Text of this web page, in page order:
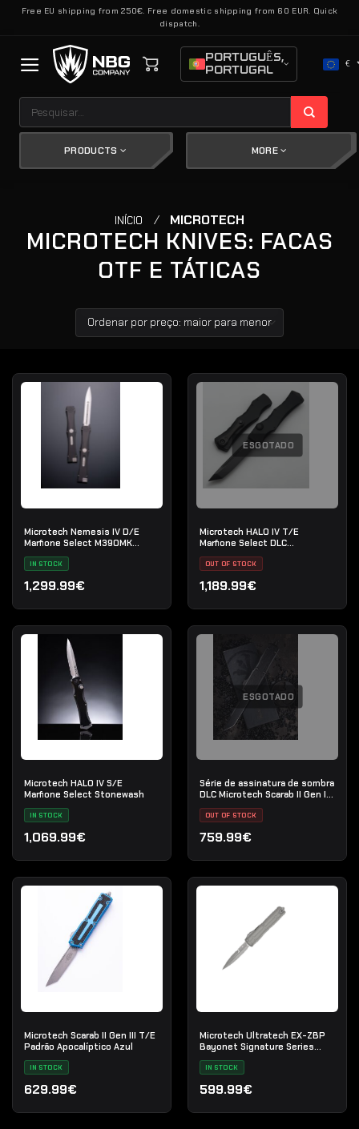
SkipFree EU shipping from 250€. Free domestic shipping from 60 EUR. Quick
dispatch.
PORTUGUÊS,
PORTUGAL
€
por:
PRODUCTS MORE
INÍCIO / MICROTECH
MICROTECH KNIVES: FACAS
OTF E TÁTICAS
Microtech Nemesis IV D/E
Marfione Select M390MK
Stonewash
IN STOCK
1,299.99€
ESGOTADO
Microtech HALO IV T/E
Marfione Select DLC
Apocalyptic
OUT OF STOCK
1,189.99€
Microtech HALO IV S/E
Marfione Select Stonewash
IN STOCK
1,069.99€
ESGOTADO
Série de assinatura de sombra
DLC Microtech Scarab II Gen III
T/E
OUT OF STOCK
759.99€
Microtech Scarab II Gen III T/E
Padrão Apocalíptico Azul
IN STOCK
629.99€
Microtech Ultratech EX-ZBP
Bayonet Signature Series
Natural Clear Apocalyptic
Standard
IN STOCK
599.99€